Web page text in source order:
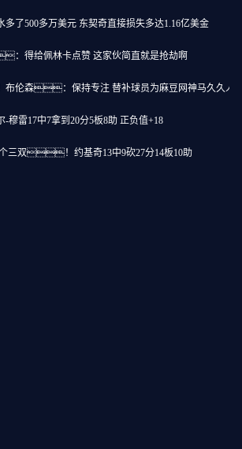
500多万美元 东契奇直接损失多达1.16亿美金
得给佩林卡点赞 这家伙简直就是抢劫啊
伦森：保持专注 替补球员为麻豆网神马久久人
雷17中7拿到20分5板8助 正负值+18
三双！约基奇13中9砍27分14板10助